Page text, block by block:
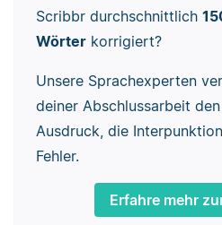
Scribbr durchschnittlich
Wörterkorrigiert?
Unsere Sprachexperten
deiner Abschlussarbeit
Ausdruck, die
Fehler.
Erfahre mehr